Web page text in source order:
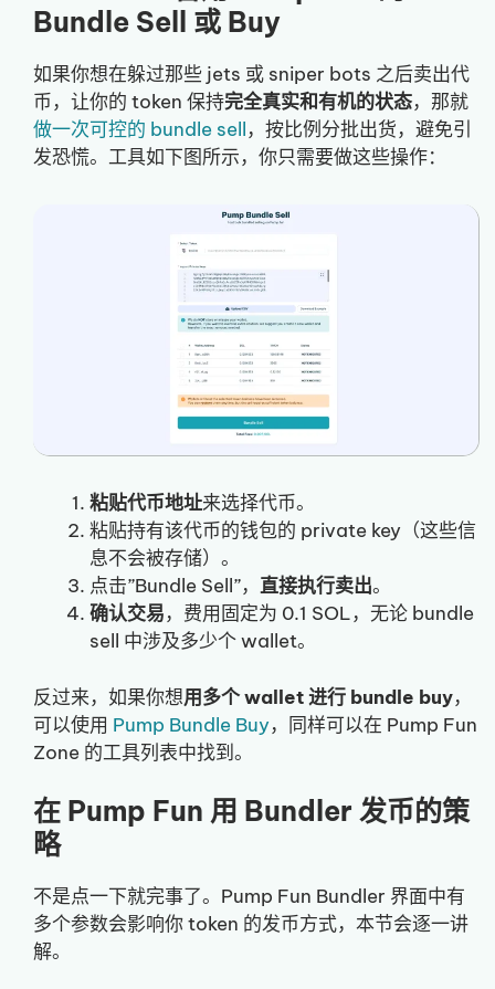
Bundle Sell 或 Buy
如果你想在躲过那些 jets 或 sniper bots 之后卖出代
币，让你的 token 保持完全真实和有机的状态，那就
做一次可控的 bundle sell，按比例分批出货，避免引
发恐慌。工具如下图所示，你只需要做这些操作：
粘贴代币地址来选择代币。
粘贴持有该代币的钱包的 private key（这些信
息不会被存储）。
点击”Bundle Sell”， 直接执行卖出。
确认交易，费用固定为 0.1 SOL，无论 bundle
sell 中涉及多少个 wallet。
反过来，如果你想用多个 wallet 进行 bundle buy，
可以使用 Pump Bundle Buy，同样可以在 Pump Fun
Zone 的工具列表中找到。
在 Pump Fun 用 Bundler 发币的策
略
不是点一下就完事了。Pump Fun Bundler 界面中有
多个参数会影响你 token 的发币方式，本节会逐一讲
解。